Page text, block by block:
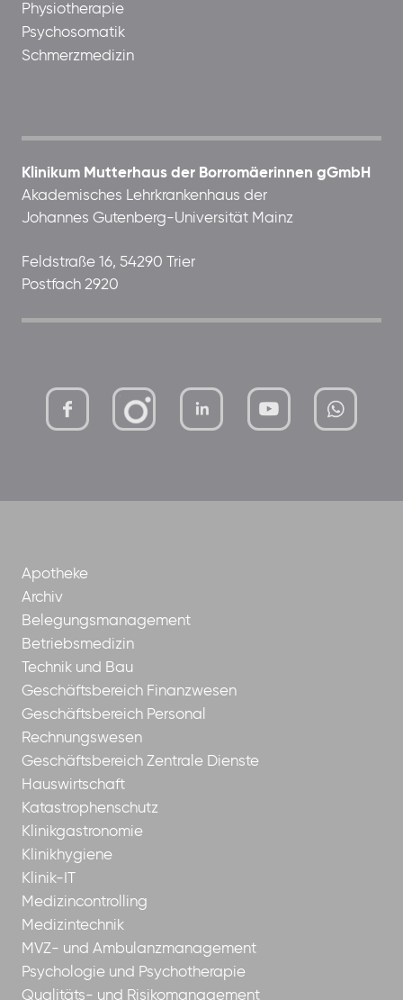
Physiotherapie
Psychosomatik
Schmerzmedizin
Klinikum Mutterhaus der Borromäerinnen gGmbH
Akademisches Lehrkrankenhaus der
Johannes Gutenberg-Universität Mainz
Feldstraße 16, 54290 Trier
Postfach 2920
mutterhaus-xMBTtqOwC1KKBww
Apotheke
Archiv
Belegungsmanagement
Betriebsmedizin
Technik und Bau
Geschäftsbereich Finanzwesen
Geschäftsbereich Personal
Rechnungswesen
Geschäftsbereich Zentrale Dienste
Hauswirtschaft
Katastrophenschutz
Klinikgastronomie
Klinikhygiene
Klinik-IT
Medizincontrolling
Medizintechnik
MVZ- und Ambulanzmanagement
Psychologie und Psychotherapie
Qualitäts- und Risikomanagement